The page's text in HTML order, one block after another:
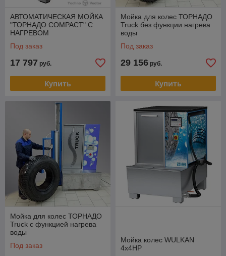
АВТОМАТИЧЕСКАЯ МОЙКА
"ТОРНАДО COMPACT" С
НАГРЕВОМ
Под заказ
17 797 руб.
Купить
Мойка для колес ТОРНАДО
Truck без функции нагрева
воды
Под заказ
29 156 руб.
Купить
Мойка для колес ТОРНАДО
Truck с функцией нагрева
воды
Под заказ
Мойка колес WULKAN
4x4HP